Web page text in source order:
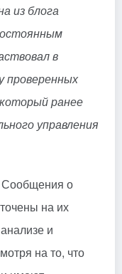
из блога
в
проверенных
ранее
управления
Сообщения о
на их
и
на то, что